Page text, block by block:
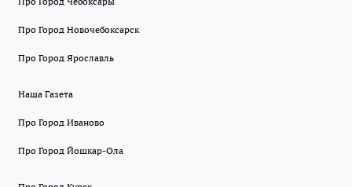
Про Город Новочебоксарск
Про Город Ярославль
Наша Газета
Про Город Иваново
Про Город Йошкар-Ола